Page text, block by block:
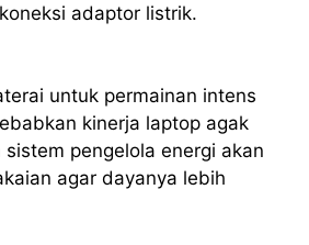
adaptor listrik.
untuk permainan intens
kinerja laptop agak
pengelola energi akan
agar dayanya lebih